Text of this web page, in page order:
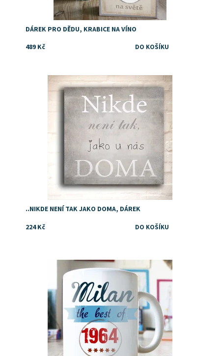
DÁREK PRO DĚDU, KRABICE NA VÍNO
489 Kč
Dostupnost: Skladem
..NIKDE NENÍ TAK JAKO DOMA, DÁREK
224 Kč
Dostupnost: Skladem